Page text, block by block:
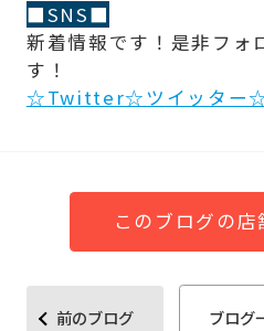
■SNS■
新着情報です！是非フォ
す！
☆Twitter☆ツイッター
このブログの
前のブログ ブログ